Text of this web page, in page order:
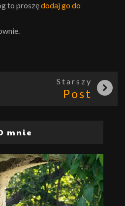
to proszędodaj go do
Starszy
Post
mnie